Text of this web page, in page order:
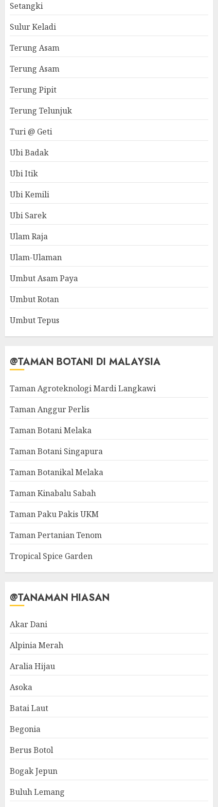
Setangki
Sulur Keladi
Terung Asam
Terung Asam
Terung Pipit
Terung Telunjuk
Turi @ Geti
Ubi Badak
Ubi Itik
Ubi Kemili
Ubi Sarek
Ulam Raja
Ulam-Ulaman
Umbut Asam Paya
Umbut Rotan
Umbut Tepus
@TAMAN BOTANI DI MALAYSIA
Taman Agroteknologi Mardi Langkawi
Taman Anggur Perlis
Taman Botani Melaka
Taman Botani Singapura
Taman Botanikal Melaka
Taman Kinabalu Sabah
Taman Paku Pakis UKM
Taman Pertanian Tenom
Tropical Spice Garden
@TANAMAN HIASAN
Akar Dani
Alpinia Merah
Aralia Hijau
Asoka
Batai Laut
Begonia
Berus Botol
Bogak Jepun
Buluh Lemang